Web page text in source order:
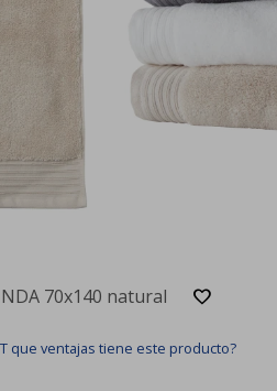
70x140 natural
que ventajas tiene este producto?